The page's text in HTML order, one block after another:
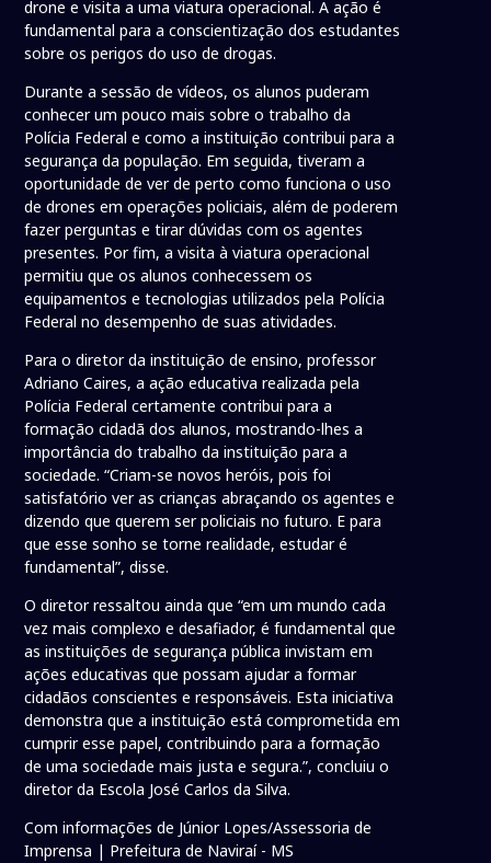
drone e visita a uma viatura operacional. A ação é
fundamental para a conscientização dos estudantes
sobre os perigos do uso de drogas.
Durante a sessão de vídeos, os alunos puderam
conhecer um pouco mais sobre o trabalho da
Polícia Federal e como a instituição contribui para a
segurança da população. Em seguida, tiveram a
oportunidade de ver de perto como funciona o uso
de drones em operações policiais, além de poderem
fazer perguntas e tirar dúvidas com os agentes
presentes. Por fim, a visita à viatura operacional
permitiu que os alunos conhecessem os
equipamentos e tecnologias utilizados pela Polícia
Federal no desempenho de suas atividades.
Para o diretor da instituição de ensino, professor
Adriano Caires, a ação educativa realizada pela
Polícia Federal certamente contribui para a
formação cidadã dos alunos, mostrando-lhes a
importância do trabalho da instituição para a
sociedade. “Criam-se novos heróis, pois foi
satisfatório ver as crianças abraçando os agentes e
dizendo que querem ser policiais no futuro. E para
que esse sonho se torne realidade, estudar é
fundamental”, disse.
O diretor ressaltou ainda que “em um mundo cada
vez mais complexo e desafiador, é fundamental que
as instituições de segurança pública invistam em
ações educativas que possam ajudar a formar
cidadãos conscientes e responsáveis. Esta iniciativa
demonstra que a instituição está comprometida em
cumprir esse papel, contribuindo para a formação
de uma sociedade mais justa e segura.”, concluiu o
diretor da Escola José Carlos da Silva.
Com informações de Júnior Lopes/Assessoria de
Imprensa | Prefeitura de Naviraí - MS